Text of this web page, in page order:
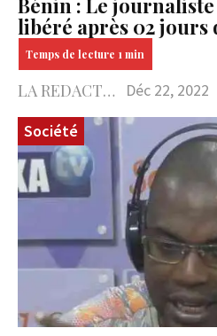
Bénin : Le
libéré après 02 jours
LA REDACTION Déc 22, 2022
Société